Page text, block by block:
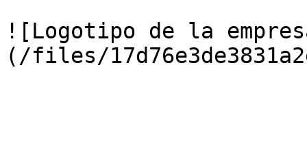
![Logotipo de la